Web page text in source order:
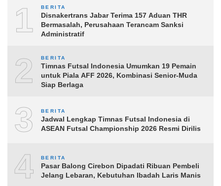
1 BERITA
Disnakertrans Jabar Terima 157 Aduan THR
Bermasalah, Perusahaan Terancam Sanksi
Administratif
2 BERITA
Timnas Futsal Indonesia Umumkan 19 Pemain
untuk Piala AFF 2026, Kombinasi Senior-Muda
Siap Berlaga
3 BERITA
Jadwal Lengkap Timnas Futsal Indonesia di
ASEAN Futsal Championship 2026 Resmi Dirilis
4 BERITA
Pasar Balong Cirebon Dipadati Ribuan Pembeli
Jelang Lebaran, Kebutuhan Ibadah Laris Manis